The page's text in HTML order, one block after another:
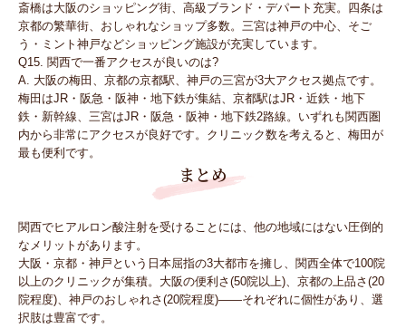
斎橋は大阪のショッピング街、高級ブランド・デパート充実。四条は
京都の繁華街、おしゃれなショップ多数。三宮は神戸の中心、そご
う・ミント神戸などショッピング施設が充実しています。
Q15. 関西で一番アクセスが良いのは?
A. 大阪の梅田、京都の京都駅、神戸の三宮が3大アクセス拠点です。
梅田はJR・阪急・阪神・地下鉄が集結、京都駅はJR・近鉄・地下
鉄・新幹線、三宮はJR・阪急・阪神・地下鉄2路線。いずれも関西圏
内から非常にアクセスが良好です。クリニック数を考えると、梅田が
最も便利です。
まとめ
関西でヒアルロン酸注射を受けることには、他の地域にはない圧倒的
なメリットがあります。
大阪・京都・神戸という日本屈指の3大都市を擁し、関西全体で100院
以上のクリニックが集積。大阪の便利さ(50院以上)、京都の上品さ(20
院程度)、神戸のおしゃれさ(20院程度)——それぞれに個性があり、選
択肢は豊富です。